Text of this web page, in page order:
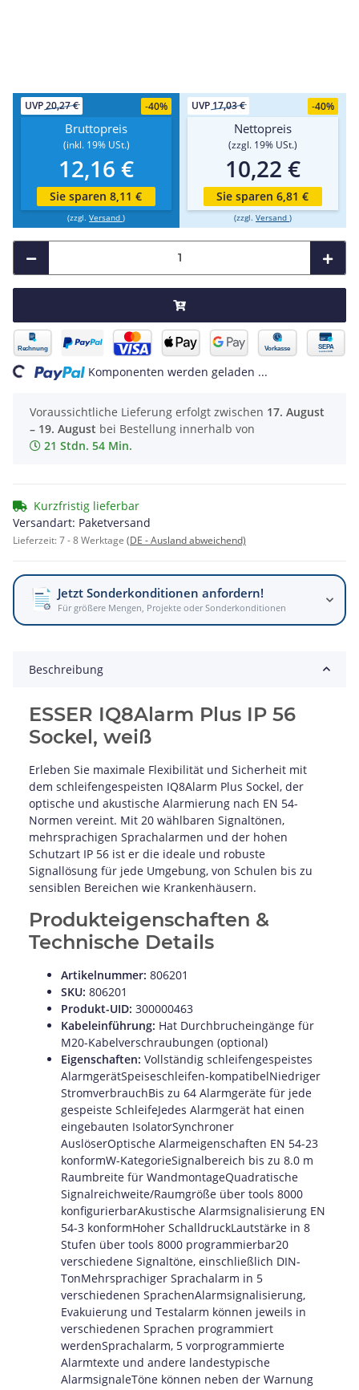
UVP20,27 € -40%
Bruttopreis
(inkl. 19% USt.)
12,16 €
Sie sparen 8,11 €
(zzgl. Versand )
UVP 17,03 € -40%
Nettopreis
(zzgl. 19% USt.)
10,22 €
Sie sparen 6,81 €
(zzgl. Versand )
Komponenten werden geladen ...
Voraussichtliche Lieferung erfolgt zwischen 17. August
– 19. August bei Bestellung innerhalb von
21 Stdn. 54 Min.
Kurzfristig lieferbar
Versandart: Paketversand
Lieferzeit:7 - 8 Werktage (DE - Ausland abweichend)
Jetzt Sonderkonditionen anfordern!
Für größere Mengen, Projekte oder Sonderkonditionen
Beschreibung
ESSER IQ8Alarm Plus IP 56
Sockel, weiß
Erleben Sie maximale Flexibilität und Sicherheit mit
dem schleifengespeisten IQ8Alarm Plus Sockel, der
optische und akustische Alarmierung nach EN 54-
Normen vereint. Mit 20 wählbaren Signaltönen,
mehrsprachigen Sprachalarmen und der hohen
Schutzart IP 56 ist er die ideale und robuste
Signallösung für jede Umgebung, von Schulen bis zu
sensiblen Bereichen wie Krankenhäusern.
Produkteigenschaften &
Technische Details
Artikelnummer: 806201
SKU: 806201
Produkt-UID: 300000463
Kabeleinführung: Hat Durchbrucheingänge für
M20-Kabelverschraubungen (optional)
Eigenschaften: Vollständig schleifengespeistes
AlarmgerätSpeiseschleifen-kompatibelNiedriger
StromverbrauchBis zu 64 Alarmgeräte für jede
gespeiste SchleifeJedes Alarmgerät hat einen
eingebauten IsolatorSynchroner
AuslöserOptische Alarmeigenschaften EN 54-23
konformW-KategorieSignalbereich bis zu 8.0 m
Raumbreite für WandmontageQuadratische
Signalreichweite/Raumgröße über tools 8000
konfigurierbarAkustische Alarmsignalisierung EN
54-3 konformHoher SchalldruckLautstärke in 8
Stufen über tools 8000 programmierbar20
verschiedene Signaltöne, einschließlich DIN-
TonMehrsprachiger Sprachalarm in 5
verschiedenen SprachenAlarmsignalisierung,
Evakuierung und Testalarm können jeweils in
verschiedenen Sprachen programmiert
werdenSprachalarm, 5 vorprogrammierte
Alarmtexte und andere landestypische
AlarmsignaleTöne können neben der Warnung